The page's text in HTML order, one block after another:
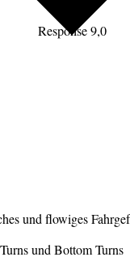
Response 9,0
und flowiges
und Bottom Turns